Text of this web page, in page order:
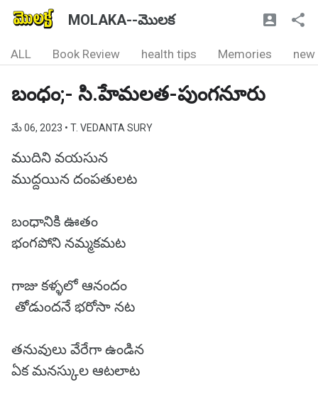
MOLAKA--మొలక
ALL Book Review health tips Memories new
బంధం;- సి.హేమలత-పుంగనూరు
మే 06, 2023 • T. VEDANTA SURY
ముదిని వయసున
ముద్దయిన దంపతులట
బంధానికి ఊతం
భంగపోని నమ్మకమట
గాజు కళ్ళలో ఆనందం
తోడుందనే భరోసా నట
తనువులు వేరేగా ఉండిన
ఏక మనస్కుల ఆటలాట